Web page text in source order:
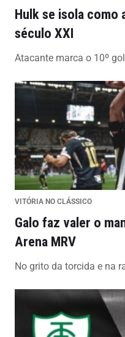
Hulk se isola
século XXI
Atacante marca o 10º
VITÓRIA NO CLÁSSICO
Galo faz valer o
Arena MRV
No grito da torcida e na